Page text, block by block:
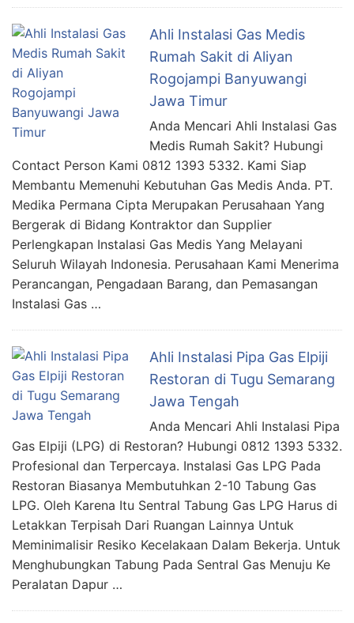
Ahli Instalasi Gas Medis
Rumah Sakit di Aliyan
Rogojampi Banyuwangi
Jawa Timur
Anda Mencari Ahli Instalasi Gas
Medis Rumah Sakit? Hubungi
Contact Person Kami 0812 1393 5332. Kami Siap
Membantu Memenuhi Kebutuhan Gas Medis Anda. PT.
Medika Permana Cipta Merupakan Perusahaan Yang
Bergerak di Bidang Kontraktor dan Supplier
Perlengkapan Instalasi Gas Medis Yang Melayani
Seluruh Wilayah Indonesia. Perusahaan Kami Menerima
Perancangan, Pengadaan Barang, dan Pemasangan
Instalasi Gas …
Ahli Instalasi Pipa Gas Elpiji
Restoran di Tugu Semarang
Jawa Tengah
Anda Mencari Ahli Instalasi Pipa
Gas Elpiji (LPG) di Restoran? Hubungi 0812 1393 5332.
Profesional dan Terpercaya. Instalasi Gas LPG Pada
Restoran Biasanya Membutuhkan 2-10 Tabung Gas
LPG. Oleh Karena Itu Sentral Tabung Gas LPG Harus di
Letakkan Terpisah Dari Ruangan Lainnya Untuk
Meminimalisir Resiko Kecelakaan Dalam Bekerja. Untuk
Menghubungkan Tabung Pada Sentral Gas Menuju Ke
Peralatan Dapur …